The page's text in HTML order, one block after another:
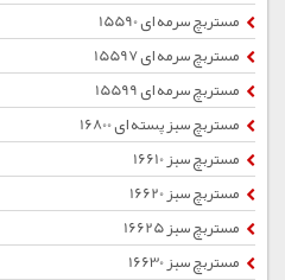
مستربچ سرمه ای 15590
مستربچ سرمه ای 15597
مستربچ سرمه ای 15599
مستربچ سبز پسته ای 16800
مستربچ سبز 16610
مستربچ سبز 16620
مستربچ سبز 16625
مستربچ سبز 16630